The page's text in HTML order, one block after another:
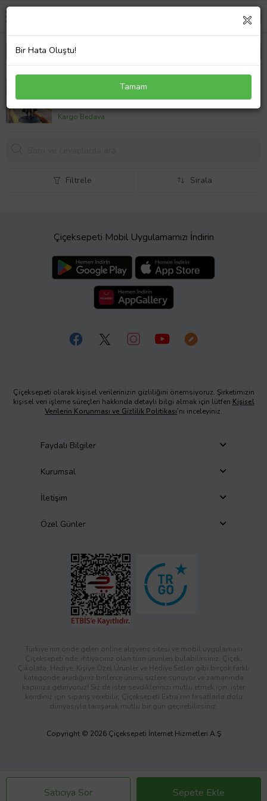
Harry Potter Hedwig Pop Figür
899,00 TL
Kargo Bedava
Satıcıya Sor Sepete Ekle
Filtrele Sırala
Çiçeksepeti Mobil Uygulamamızı İndirin
Çiçeksepeti olarak kişisel verilerinizin gizliliğini önemsiyoruz. Şirketimizin
kişisel veri işleme süreçleri hakkında detaylı bilgi almak için lütfen Kişisel
Verilerin Korunması ve Gizlilik Politikası’nı inceleyiniz.
Faydalı Bilgiler
Kurumsal
İletişim
Özel Günler
Türkiye’nin önde gelen online alışveriş sitesi ve mobil uygulaması
Çiçeksepeti’nde, ihtiyacınız olan tüm ürünleri bulabilirsiniz. Çiçek,
Çikolata, Hediye, Kişiye Özel Ürünler ve Hediye Setleri gibi birçok farklı
kategoride aradığınız binlerce ürünü sizlere sunuyor ve zamanında
kapınıza getiriyoruz! Siz de ister sevdiklerinizi mutlu etmek için, ister
kendiniz için sipariş verebilir; Çiçeksepeti Extra’nın fırsatlarla dolu
dünyasıyla tanışarak mutlu bir gün geçirebilirsiniz.
Copyright © 2026 Çiçeksepeti İnternet Hizmetleri A.Ş
Bir Hata Oluştu!
Tamam